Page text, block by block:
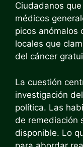
Ciudadanos
médicos
picos anómalos
locales que
del cáncer
La cuestión
investigación
política. Las
de remediación
disponible. Lo